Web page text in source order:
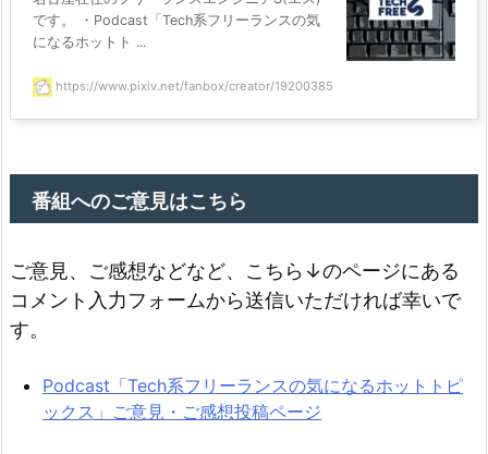
です。 ・Podcast「Tech系フリーランスの気
になるホットト ...
https://www.pixiv.net/fanbox/creator/19200385
番組へのご意見はこちら
ご意見、ご感想などなど、こちら↓のページにある
コメント入力フォームから送信いただければ幸いで
す。
Podcast「Tech系フリーランスの気になるホットトピ
ックス」ご意見・ご感想投稿ページ